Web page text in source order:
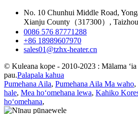
No. 10 Chunhui Middle Road,
Xianju County（317300）,
0086 576 87771288
+86 18989607970
sales01@tzhx-heater.cn
© Kuleana kope - 2010-2023 : Mālama ʻia
pau.Palapala kahua
Pumehana Aila, Pumehana Aila Ma waho,
hale, Mea hoʻomehana lewa, Kahiko
hoʻomehana,